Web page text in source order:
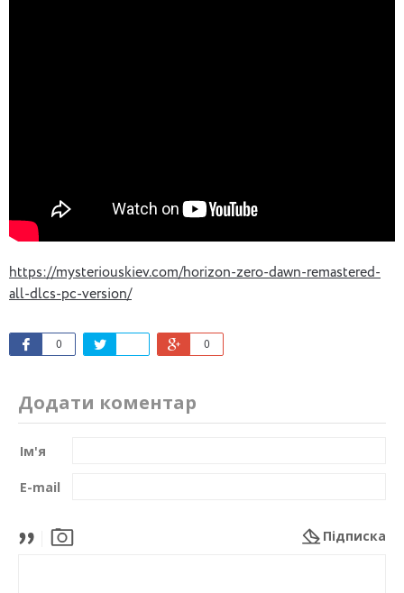
https://mysteriouskiev.com/horizon-zero-dawn-remastered-
all-dlcs-pc-version/
0 0
Додати коментар
Ім'я
E-mail
Підписка